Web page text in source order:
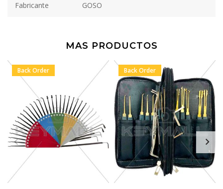
Fabricante GOSO
MAS PRODUCTOS
Back Order Back Order